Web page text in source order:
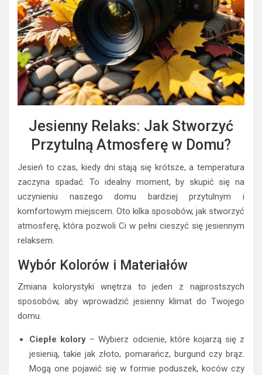
Jesienny Relaks: Jak Stworzyć
Przytulną Atmosferę w Domu?
Jesień to czas, kiedy dni stają się krótsze, a temperatura
zaczyna spadać. To idealny moment, by skupić się na
uczynieniu naszego domu bardziej przytulnym i
komfortowym miejscem. Oto kilka sposobów, jak stworzyć
atmosferę, która pozwoli Ci w pełni cieszyć się jesiennym
relaksem.
Wybór Kolorów i Materiałów
Zmiana kolorystyki wnętrza to jeden z najprostszych
sposobów, aby wprowadzić jesienny klimat do Twojego
domu.
Ciepłe kolory – Wybierz odcienie, które kojarzą się z
jesienią, takie jak złoto, pomarańcz, burgund czy brąz.
Mogą one pojawić się w formie poduszek, koców czy